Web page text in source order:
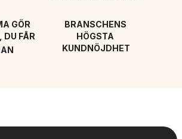
GÖR
DU FÅR
BRANSCHENS
HÖGSTA
KUNDNÖJDHET